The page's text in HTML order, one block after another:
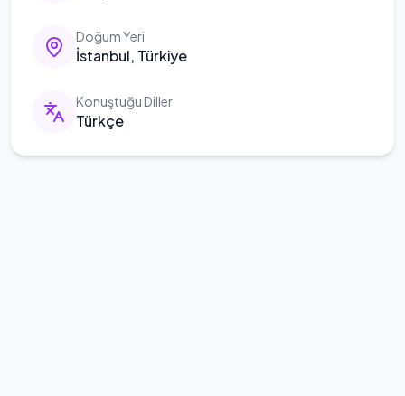
Doğum Yeri
İstanbul, Türkiye
Konuştuğu Diller
Türkçe